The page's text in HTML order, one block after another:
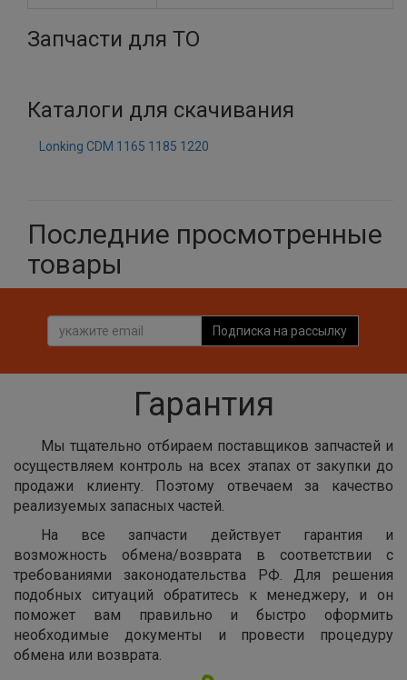
Запчасти для ТО
Каталоги для скачивания
Lonking CDM 1165 1185 1220
Последние просмотренные
товары
Подписка на рассылку
Гарантия
Мы тщательно отбираем поставщиков запчастей и
осуществляем контроль на всех этапах от закупки до
продажи клиенту. Поэтому отвечаем за качество
реализуемых запасных частей.
На все запчасти действует гарантия и
возможность обмена/возврата в соответствии с
требованиями законодательства РФ. Для решения
подобных ситуаций обратитесь к менеджеру, и он
поможет вам правильно и быстро оформить
необходимые документы и провести процедуру
обмена или возврата.